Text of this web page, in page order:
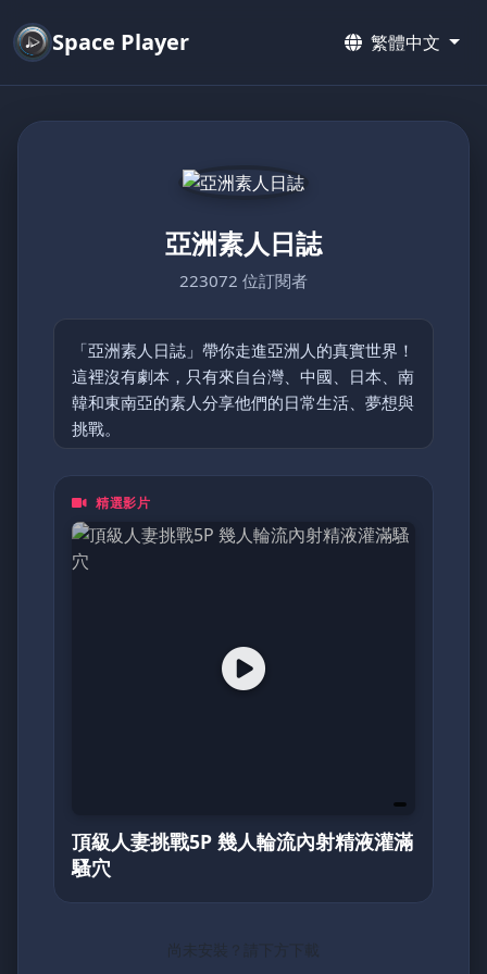
Space Player 繁體中文
亞洲素人日誌
223072 位訂閱者
「亞洲素人日誌」帶你走進亞洲人的真實世界！
這裡沒有劇本，只有來自台灣、中國、日本、南
韓和東南亞的素人分享他們的日常生活、夢想與
挑戰。
從鄉村的簡單快樂到都市的忙碌節奏，每支影片
都是一頁動人的日記。加入我們，探索亞洲最真
摯的面貌！
精選影片
頂級人妻挑戰5P 幾人輪流內射精液灌滿
騷穴
尚未安裝？請下方下載